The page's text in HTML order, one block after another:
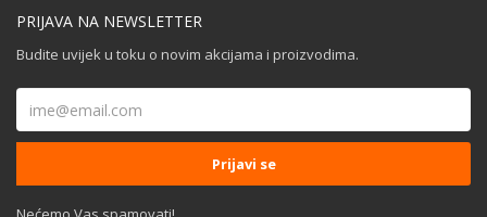
PRIJAVA NA NEWSLETTER
Budite uvijek u toku o novim akcijama i proizvodima.